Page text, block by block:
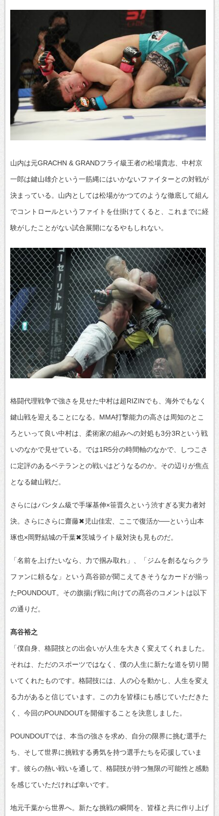
山内は元GRACHN & GRANDフライ級王者の松場貴志、中村京
一郎は鍵山雄介という一筋縄にはいかないファイターとの対戦が
決まっている。山内としては松場がかつてのような徹底して組ん
でコントロールというファイトを仕掛けてくると、これまでに経
験がしたことがない試合展開になるやもしれない。
格闘代理戦争で強さを見せた中村は超RIZINでも、海外でもなく
鍵山戦を迎えることになる。MMA打撃能力の高さは周知のとこ
ろといって良い中村は、柔術家の組みへの対処も3分3Rという戦
いのなかで見せている。では1R5分の時間軸のなかで、しつこさ
に定評のあるベテランとの戦いはどうなるのか。その辺りが焦点
となる鍵山戦だ。
さらにはバンタム級で手塚基伸×笹晋久という渋すぎる実力者対
決。さらにさらに齋藤✖児山佳宏、ここで復活か──という山本
琢也×岡野結城の千葉✖茨城ライト級対決も見ものだ。
「名前を上げたいなら、力で掴み取れ」、「ジムを創るならクラ
ファンに頼るな」という髙谷節が聞こえてきそうなカードが揃っ
たPOUNDOUT。その旗揚げ戦に向けての髙谷のコメントは以下
の通りだ。
髙谷裕之
「僕自身、格闘技との出会いが人生を大きく変えてくれました。
それは、ただのスポーツではなく、僕の人生に新たな道を切り開
いてくれたものです。格闘技には、人の心を動かし、人生を変え
る力があると信じています。この力を皆様にも感じていただきた
く、今回のPOUNDOUTを開催することを決意しました。
POUNDOUTでは、本当の強さを求め、自分の限界に挑む選手た
ち、そして世界に挑戦する勇気を持つ選手たちを応援していま
す。彼らの熱い戦いを通して、格闘技が持つ無限の可能性と感動
を感じていただければ幸いです。
地元千葉から世界へ。新たな挑戦の瞬間を、皆様と共に作り上げ